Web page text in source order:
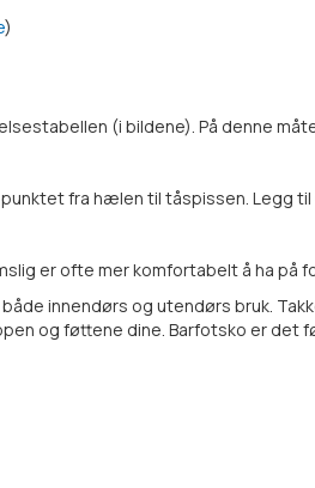
)
(i bildene). På denne
fra hælen til tåspissen. Legg
er ofte mer komfortabelt å ha på
innendørs og utendørs bruk.
og føttene dine. Barfotsko er det